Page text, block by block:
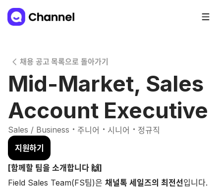
채용 공고 목록으로 돌아가기
Mid-Market, Sales
Account Executive
Sales / Business ・ 주니어 ・ 시니어 ・ 정규직
지원하기
[함께할 팀을 소개합니다 🙌]
Field Sales Team(FS팀)은 채널톡 세일즈의 최전선입니다.